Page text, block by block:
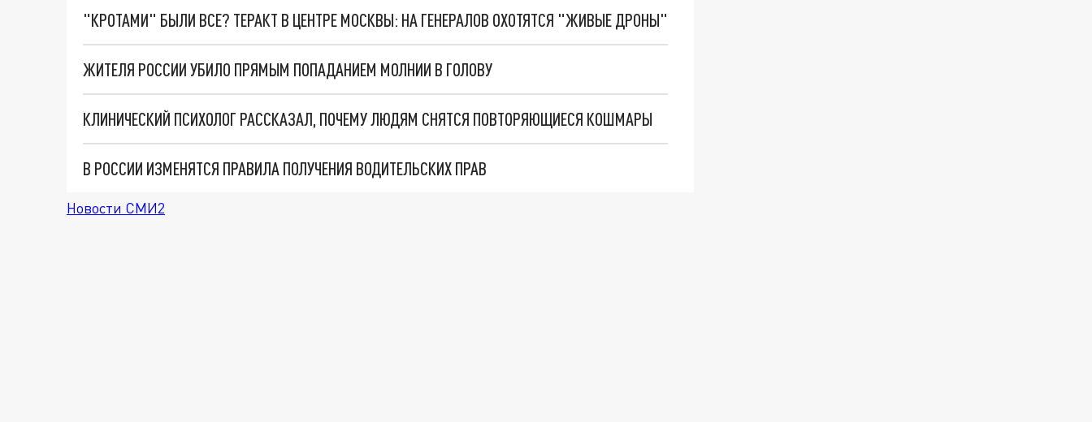
"КРОТАМИ" БЫЛИ ВСЕ? ТЕРАКТ В ЦЕНТРЕ МОСКВЫ: НА ГЕНЕРАЛОВ ОХОТЯТСЯ "ЖИВЫЕ ДРОНЫ"
ЖИТЕЛЯ РОССИИ УБИЛО ПРЯМЫМ ПОПАДАНИЕМ МОЛНИИ В ГОЛОВУ
КЛИНИЧЕСКИЙ ПСИХОЛОГ РАССКАЗАЛ, ПОЧЕМУ ЛЮДЯМ СНЯТСЯ ПОВТОРЯЮЩИЕСЯ КОШМАРЫ
В РОССИИ ИЗМЕНЯТСЯ ПРАВИЛА ПОЛУЧЕНИЯ ВОДИТЕЛЬСКИХ ПРАВ
Новости СМИ2